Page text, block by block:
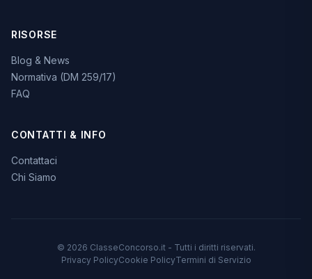
RISORSE
Blog & News
Normativa (DM 259/17)
FAQ
CONTATTI & INFO
Contattaci
Chi Siamo
© 2026 ClasseConcorso.it - Tutti i diritti riservati.
Privacy PolicyCookie PolicyTermini di Servizio